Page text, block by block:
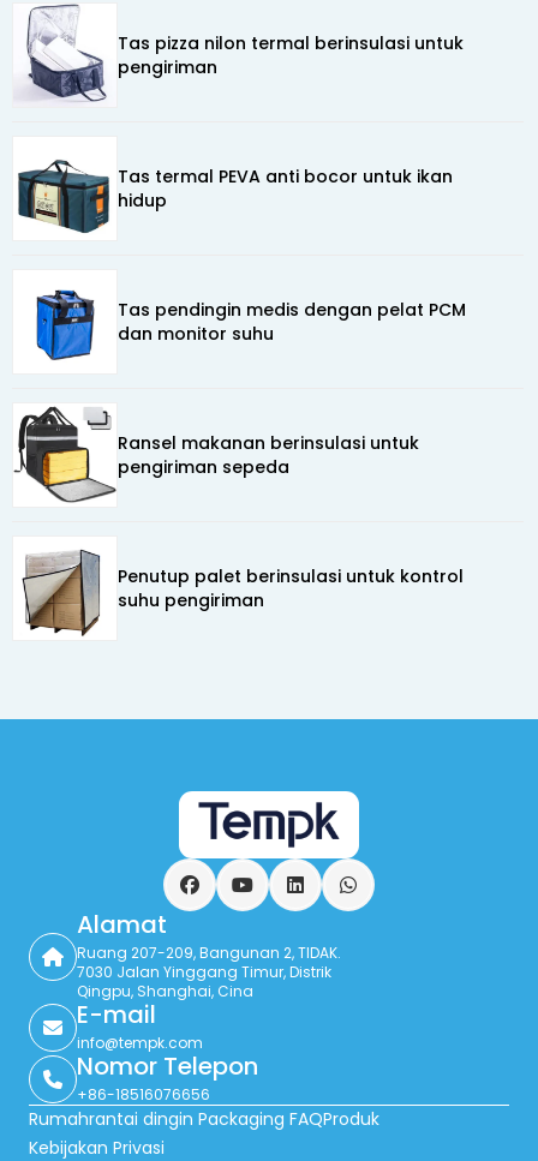
Tas pizza nilon termal berinsulasi untuk
pengiriman
Tas termal PEVA anti bocor untuk ikan
hidup
Tas pendingin medis dengan pelat PCM
dan monitor suhu
Ransel makanan berinsulasi untuk
pengiriman sepeda
Penutup palet berinsulasi untuk kontrol
suhu pengiriman
FacebookYouTubeLinkedInAda apa
Alamat
Ruang 207-209, Bangunan 2, TIDAK.
7030 Jalan Yinggang Timur, Distrik
Qingpu, Shanghai, Cina
E-mail
info@tempk.com
Nomor Telepon
+86-18516076656
Rumahrantai dingin Packaging FAQProduk
Kebijakan Privasi